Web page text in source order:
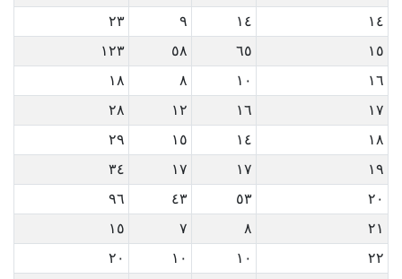
١٤
١٤ ٩
٢٣
١٥
٦٥ ٥٨
١٢٣
١٦
١٠ ٨
١٨
١٧
١٦ ١٢
٢٨
١٨
١٤ ١٥
٢٩
١٩
١٧ ١٧
٣٤
٢٠
٥٣ ٤٣
٩٦
٢١
٨ ٧
١٥
٢٢
١٠ ١٠
٢٠